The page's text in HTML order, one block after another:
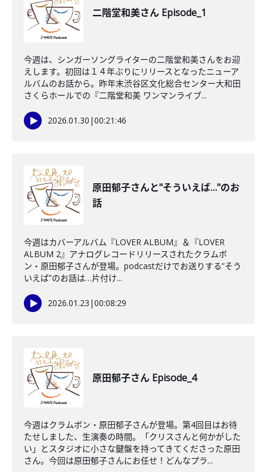
二階堂和美さん Episode_1
今週は、シンガーソングライターの二階堂和美さんをお迎
えします。初回は１４年ぶりにリリースとなったニューア
ルバムのお話から。昨年末渋谷区文化総合センター大和田
さくらホールでの『二階堂和美 ワンマンライブ...
2026.01.30 |00:21:46
原田郁子さんと"そういえば…"のお
話
今週はカバーアルバム『LOVER ALBUM』＆『LOVER
ALBUM 2』アナログレコードリリースされたクラムボ
ン・原田郁子さんが登場。podcastだけでお送りする”そう
いえば”のお話は…片付け...
2026.01.23 |00:08:29
原田郁子さん Episode_4
今週はクラムボン・原田郁子さんが登場。第4回目はお待
たせしました、生演奏の時間。「クリスさんと何かがした
い」とスタジオに小さな鍵盤を持ってきてくださった原田
さん。今回は原田郁子さんにお任せ！どんなプラ...